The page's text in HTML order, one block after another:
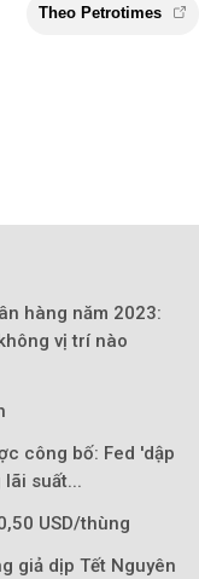
Theo
hàng năm 2023:
vị trí nào
công bố: Fed 'dập
lãi suất...
USD/thùng
giả dịp Tết Nguyên